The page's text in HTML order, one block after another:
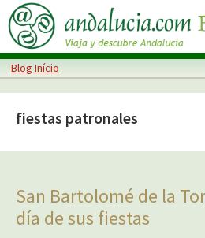
Skip
to
main
content
Skip
to
primary
sidebar
Blog Início
fiestas patronales
San Bartolomé de la
día de sus fiestas